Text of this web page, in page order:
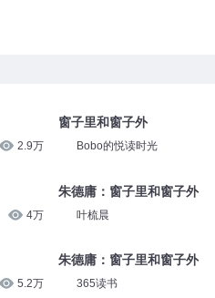
2.9万
4万
5.2万
窗子里和窗子外
Bobo的悦读时光
朱德庸：窗子里和窗子外
叶梳晨
朱德庸：窗子里和窗子外
365读书